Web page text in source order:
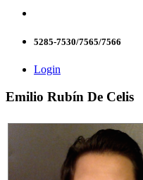
5285-7530/7565/7566
Login
Emilio Rubín De Celis